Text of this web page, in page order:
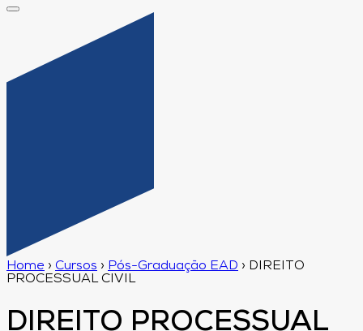
Home › Cursos › Pós-Graduação EAD › DIREITO
PROCESSUAL CIVIL
DIREITO PROCESSUAL